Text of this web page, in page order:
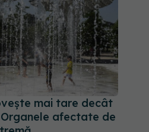
mai tare decât
afectate de